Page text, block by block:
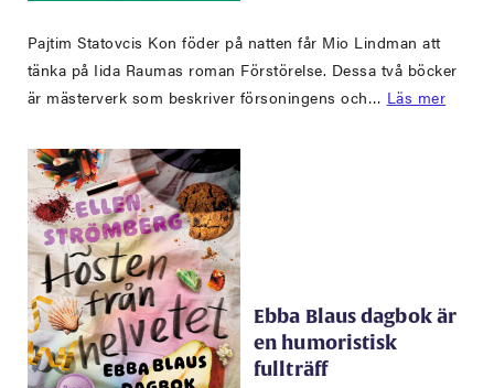
Pajtim Statovcis Kon föder på natten får Mio Lindman att
tänka på Iida Raumas roman Förstörelse. Dessa två böcker
är mästerverk som beskriver försoningens och… Läs mer
Ebba Blaus dagbok är
en humoristisk
fullträff